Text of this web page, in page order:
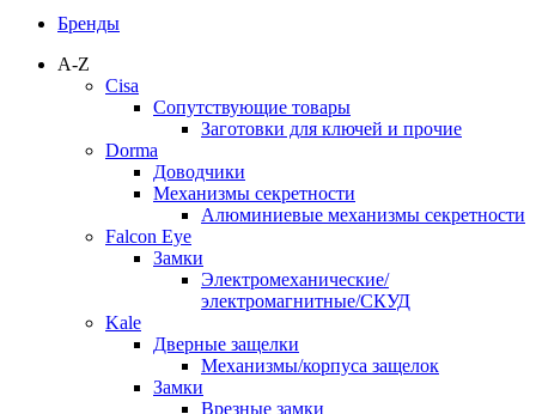
Бренды
A-Z
Cisa
Сопутствующие товары
Заготовки для ключей и прочие
Dorma
Доводчики
Механизмы секретности
Алюминиевые механизмы секретности
Falcon Eye
Замки
Электромеханические/
электромагнитные/СКУД
Kale
Дверные защелки
Механизмы/корпуса защелок
Замки
Врезные замки